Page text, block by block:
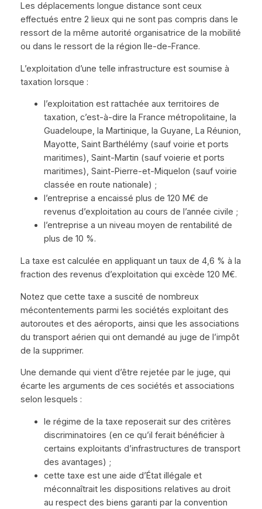
Les déplacements longue distance sont ceux
effectués entre 2 lieux qui ne sont pas compris dans le
ressort de la même autorité organisatrice de la mobilité
ou dans le ressort de la région Ile-de-France.
L’exploitation d’une telle infrastructure est soumise à
taxation lorsque :
l’exploitation est rattachée aux territoires de
taxation, c’est-à-dire la France métropolitaine, la
Guadeloupe, la Martinique, la Guyane, La Réunion,
Mayotte, Saint Barthélémy (sauf voirie et ports
maritimes), Saint-Martin (sauf voierie et ports
maritimes), Saint-Pierre-et-Miquelon (sauf voirie
classée en route nationale) ;
l’entreprise a encaissé plus de 120 M€ de
revenus d’exploitation au cours de l’année civile ;
l’entreprise a un niveau moyen de rentabilité de
plus de 10 %.
La taxe est calculée en appliquant un taux de 4,6 % à la
fraction des revenus d’exploitation qui excède 120 M€.
Notez que cette taxe a suscité de nombreux
mécontentements parmi les sociétés exploitant des
autoroutes et des aéroports, ainsi que les associations
du transport aérien qui ont demandé au juge de l’impôt
de la supprimer.
Une demande qui vient d’être rejetée par le juge, qui
écarte les arguments de ces sociétés et associations
selon lesquels :
le régime de la taxe reposerait sur des critères
discriminatoires (en ce qu’il ferait bénéficier à
certains exploitants d’infrastructures de transport
des avantages) ;
cette taxe est une aide d’État illégale et
méconnaîtrait les dispositions relatives au droit
au respect des biens garanti par la convention